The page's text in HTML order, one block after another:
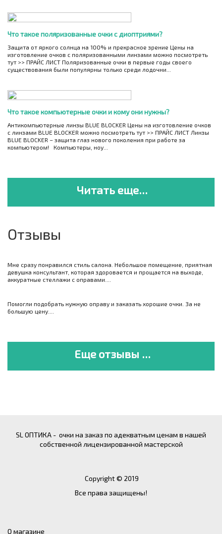
Что такое поляризованные очки с диоптриями?
Защита от яркого солнца на 100% и прекрасное зрение Цены на
изготовление очков с поляризованными линзами можно посмотреть
тут >> ПРАЙС ЛИСТ Поляризованные очки в первые годы своего
существования были популярны только среди лодочни...
Что такое компьютерные очки и кому они нужны?
Антикомпьютерные линзы BLUE BLOCKER Цены на изготовление очков
с линзами BLUE BLOCKER можно посмотреть тут >> ПРАЙС ЛИСТ Линзы
BLUE BLOCKER – защита глаз нового поколения при работе за
компьютером! Компьютеры, ноу...
Читать еще...
Отзывы
Мне сразу понравился стиль салона. Небольшое помещение, приятная
девушка консультант, которая здоровается и прощается на выходе,
аккуратные стеллажи с оправами....
Помогли подобрать нужную оправу и заказать хорошие очки. За не
большую цену....
Еще отзывы ...
SL ОПТИКА - очки на заказ по адекватным ценам в нашей
собственной лицензированной мастерской
Copyright © 2019
Все права защищены!
О магазине